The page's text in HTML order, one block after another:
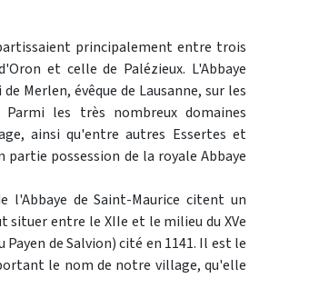
principalement entre trois
et celle de Palézieux. L'Abbaye
Merlen, évêque de Lausanne, sur les
les très nombreux domaines
ainsi qu'entre autres Essertes et
possession de la royale Abbaye
l'Abbaye de Saint-Maurice citent un
entre le XIIe et le milieu du XVe
de Salvion) cité en 1141. Il est le
le nom de notre village, qu'elle